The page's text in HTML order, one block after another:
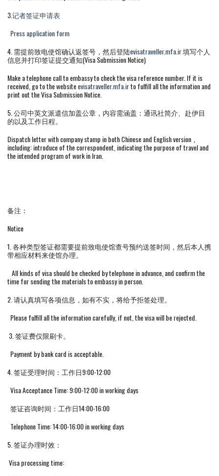
3.记者签证申请表
Press application form
4. 需提前致电使馆确认返签号，然后登陆evisatraveller.mfa.ir填写个人
信息并打印签证提交通知(Visa Submission Notice)
Make a telephone call to embassy to check the visa reference number. If it is
received, go to the websiteevisatraveller.mfa.irto fulfill all the information and
print out the Visa Submission Notice.
5. 公司中英文派遣信加盖公章，内容需涵盖：通讯社简介、赴伊目
的以及工作日程。
Dispatch letter with company stamp in both Chinese and English version，
including: introduce of the correspondent, indicating the purpose of travel and
the intended program of work in Iran.
备注：
Notice
1. 各种类型签证都需要提前致电使馆查号预约送签时间，然后本人携
带相应材料来使馆办理。
All kinds of visa should be checked by telephone in advance, and confirm the
time for sending the materials to embassy in person.
2. 请认真填写各项信息，如有不实，将给予拒签处理。
Please fulfill all the information carefully, if not, the visa will be rejected.
3. 签证费仅限刷卡。
Payment by bank card is acceptable.
4. 签证受理时间：工作日9:00-12:00
Visa Acceptance Time: 9:00-12:00 in working days
签证咨询时间：工作日14:00-16:00
Telephone Time: 14:00-16:00 in working days
5. 签证办理时效：
Visa processing time: